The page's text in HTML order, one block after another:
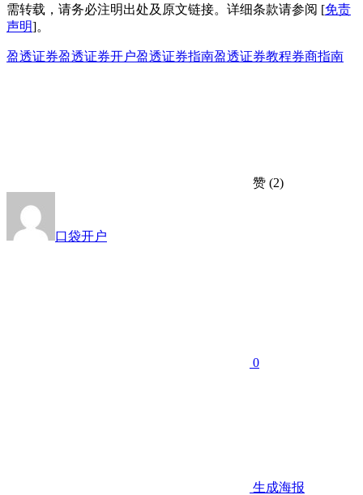
需转载，请务必注明出处及原文链接。详细条款请参阅 [免责
声明]。
盈透证券盈透证券开户盈透证券指南盈透证券教程券商指南
赞 (2)
口袋开户
0
生成海报